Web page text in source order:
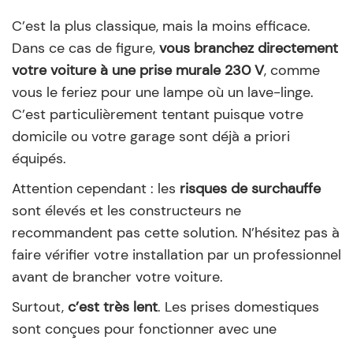
C’est la plus classique, mais la moins efficace.
Dans ce cas de figure, vous branchez directement
votre voiture à une prise murale 230 V, comme
vous le feriez pour une lampe où un lave-linge.
C’est particulièrement tentant puisque votre
domicile ou votre garage sont déjà a priori
équipés.
Attention cependant : les risques de surchauffe
sont élevés et les constructeurs ne
recommandent pas cette solution. N’hésitez pas à
faire vérifier votre installation par un professionnel
avant de brancher votre voiture.
Surtout, c’est très lent. Les prises domestiques
sont conçues pour fonctionner avec une